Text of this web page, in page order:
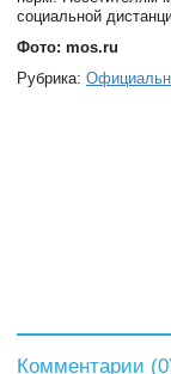
социальной
Фото: mos.ru
Рубрика:
Комментарии (0